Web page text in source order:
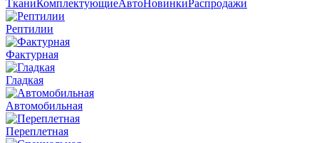
ТканиКомплектующиеАвтоНовинкиРаспродажи
Рептилии
Фактурная
Гладкая
Автомобильная
Переплетная